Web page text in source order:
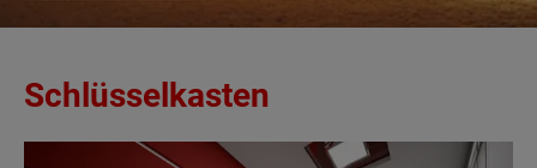
Schlüsselkasten